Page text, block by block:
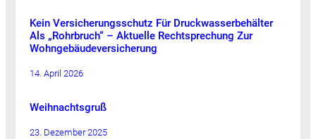
Kein Versicherungsschutz Für Druckwasserbehälter
Als „Rohrbruch“ – Aktuelle Rechtsprechung Zur
Wohngebäudeversicherung
14. April 2026
Weihnachtsgruß
23. Dezember 2025